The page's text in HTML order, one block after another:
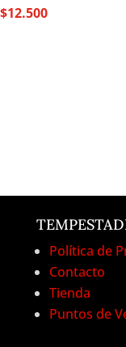
$12.500
Política de
Contacto
Tienda
Puntos de